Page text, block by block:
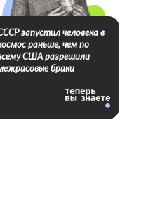
запустил человека в
раньше, чем по
США разрешили
браки